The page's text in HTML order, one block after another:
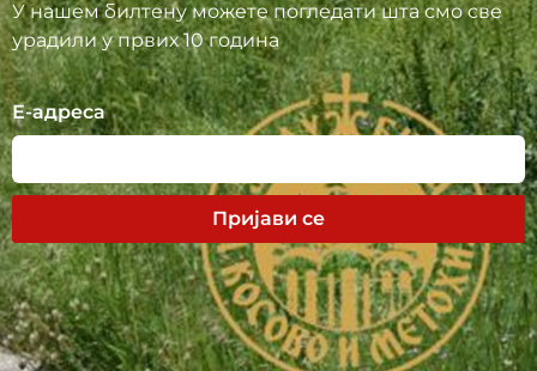
У нашем билтену можете погледати шта смо све
урадили у првих 10 година
Е-адреса
Пријави се